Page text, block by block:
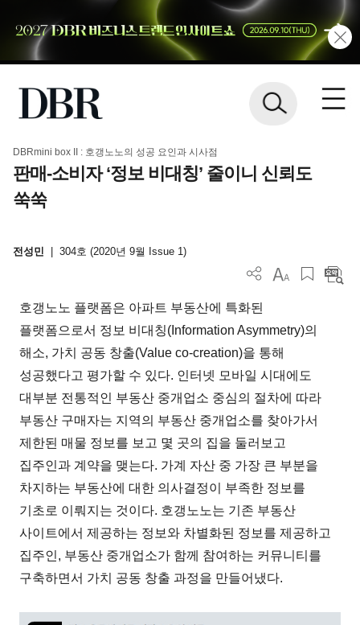
DBRmini box II : 호갱노노의 성공 요인과 시사점
판매-소비자 ‘정보 비대칭’ 줄이니 신뢰도
쑥쑥
전성민 304호 (2020년 9월 Issue 1)
호갱노노 플랫폼은 아파트 부동산에 특화된
플랫폼으로서 정보 비대칭(Information Asymmetry)의
해소, 가치 공동 창출(Value co-creation)을 통해
성공했다고 평가할 수 있다. 인터넷 모바일 시대에도
대부분 전통적인 부동산 중개업소 중심의 절차에 따라
부동산 구매자는 지역의 부동산 중개업소를 찾아가서
제한된 매물 정보를 보고 몇 곳의 집을 둘러보고
집주인과 계약을 맺는다. 가계 자산 중 가장 큰 부분을
차지하는 부동산에 대한 의사결정이 부족한 정보를
기초로 이뤄지는 것이다. 호갱노노는 기존 부동산
사이트에서 제공하는 정보와 차별화된 정보를 제공하고
집주인, 부동산 중개업소가 함께 참여하는 커뮤니티를
구축하면서 가치 공동 창출 과정을 만들어냈다.